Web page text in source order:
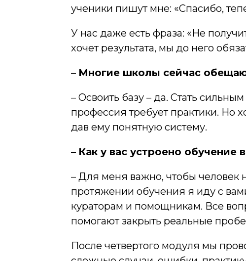
ученики пишут мне: «Спасибо,
У нас даже есть фраза: «Не
хочет результата, мы до него
– Многие школы сейчас
– Освоить базу – да. Стать
профессия требует практики. Но
дав ему понятную систему.
– Как у вас устроено обучение
– Для меня важно, чтобы человек
протяжении обучения я иду с
кураторам и помощникам. Все
помогают закрыть реальные
После четвертого модуля мы